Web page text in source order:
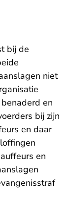
bij de
niet
en
bij zijn
en daar
en